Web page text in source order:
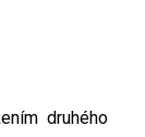
druhého